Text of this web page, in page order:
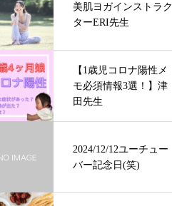
美肌ヨガインストラク
ターERI先生
【1歳児コロナ陽性メ
モ必須情報3選！】津
田先生
2024/12/12ユーチュー
バー記念日(笑)